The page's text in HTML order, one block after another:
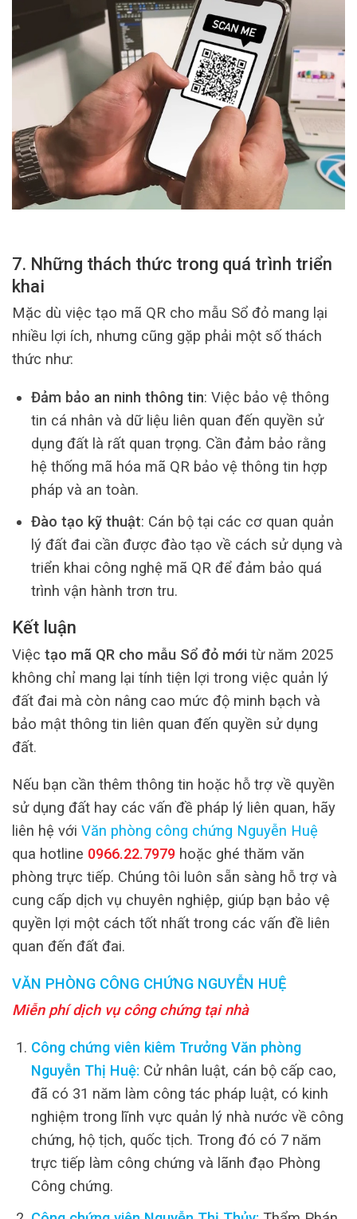
7. Những thách thức trong quá trình triển
khai
Mặc dù việc tạo mã QR cho mẫu Sổ đỏ mang lại
nhiều lợi ích, nhưng cũng gặp phải một số thách
thức như:
Đảm bảo an ninh thông tin: Việc bảo vệ thông
tin cá nhân và dữ liệu liên quan đến quyền sử
dụng đất là rất quan trọng. Cần đảm bảo rằng
hệ thống mã hóa mã QR bảo vệ thông tin hợp
pháp và an toàn.
Đào tạo kỹ thuật: Cán bộ tại các cơ quan quản
lý đất đai cần được đào tạo về cách sử dụng và
triển khai công nghệ mã QR để đảm bảo quá
trình vận hành trơn tru.
Kết luận
Việc tạo mã QR cho mẫu Sổ đỏ mới từ năm 2025
không chỉ mang lại tính tiện lợi trong việc quản lý
đất đai mà còn nâng cao mức độ minh bạch và
bảo mật thông tin liên quan đến quyền sử dụng
đất.
Nếu bạn cần thêm thông tin hoặc hỗ trợ về quyền
sử dụng đất hay các vấn đề pháp lý liên quan, hãy
liên hệ với Văn phòng công chứng Nguyễn Huệ
qua hotline 0966.22.7979 hoặc ghé thăm văn
phòng trực tiếp. Chúng tôi luôn sẵn sàng hỗ trợ và
cung cấp dịch vụ chuyên nghiệp, giúp bạn bảo vệ
quyền lợi một cách tốt nhất trong các vấn đề liên
quan đến đất đai.
VĂN PHÒNG CÔNG CHỨNG NGUYỄN HUỆ
Miễn phí dịch vụ công chứng tại nhà
Công chứng viên kiêm Trưởng Văn phòng
Nguyễn Thị Huệ: Cử nhân luật, cán bộ cấp cao,
đã có 31 năm làm công tác pháp luật, có kinh
nghiệm trong lĩnh vực quản lý nhà nước về công
chứng, hộ tịch, quốc tịch. Trong đó có 7 năm
trực tiếp làm công chứng và lãnh đạo Phòng
Công chứng.